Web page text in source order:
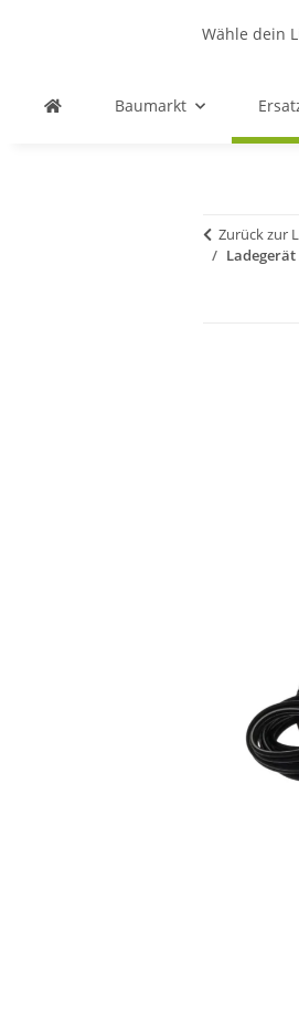
Wähle dein
Baumarkt
Zurück zur
Ladegerät